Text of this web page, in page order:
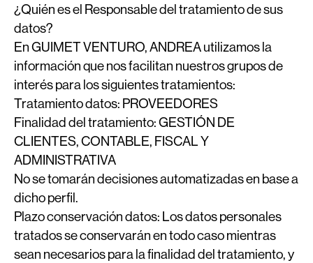
¿Quién es el Responsable del tratamiento de sus
datos?
En GUIMET VENTURO, ANDREA utilizamos la
información que nos facilitan nuestros grupos de
interés para los siguientes tratamientos:
Tratamiento datos: PROVEEDORES
Finalidad del tratamiento:GESTIÓN DE
CLIENTES, CONTABLE, FISCAL Y
ADMINISTRATIVA
No se tomarán decisiones automatizadas en base a
dicho perfil.
Plazo conservación datos: Los datos personales
tratados se conservarán en todo caso mientras
sean necesarios para la finalidad del tratamiento, y